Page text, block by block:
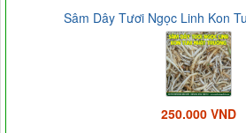
Sâm Dây Tươi Ngọc Linh Kon
250.000 VND